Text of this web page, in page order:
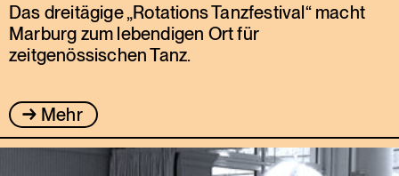
Das dreitägige „Rotations Tanzfestival“ macht
Marburg zum lebendigen Ort für
zeitgenössischen Tanz.
Mehr